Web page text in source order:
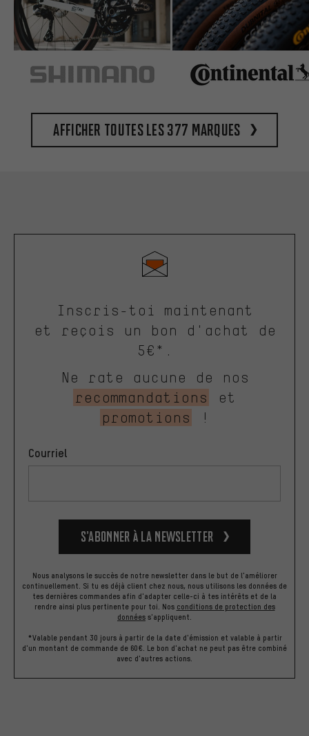
Afficher toutes les 377 marques
Inscris-toi maintenant
et reçois un bon d'achat de
5€*.
Ne rate aucune de nos
recommandations
et
promotions
!
Courriel
S’abonner à la newsletter
Nous analysons le succès de notre newsletter dans le but de l'améliorer
continuellement. Si tu es déjà client chez nous, nous utilisons les données de
tes dernières commandes afin d'adapter celle-ci à tes intérêts et de la
rendre ainsi plus pertinente pour toi. Nos conditions de protection des
données s'appliquent.
*Valable pendant 30 jours à partir de la date d'émission et valable à partir
d'un montant de commande de 60€. Le bon d'achat ne peut pas être combiné
avec d'autres actions.